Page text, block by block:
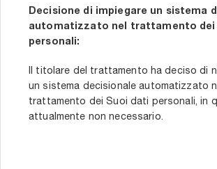
Decisione di impiegare un sistema
automatizzato nel trattamento dei
personali:
Il titolare del trattamento ha deciso di
un sistema decisionale automatizzato
trattamento dei Suoi dati personali, in
attualmente non necessario.